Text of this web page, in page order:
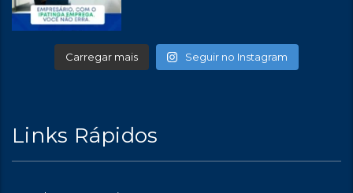
Carregar mais Seguir no Instagram
Links Rápidos